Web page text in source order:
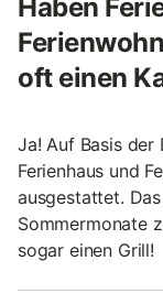
Haben
oft einen
Ja! Auf Basis der
Ferienhaus und
ausgestattet.
Sommermonate
sogar einen Grill!